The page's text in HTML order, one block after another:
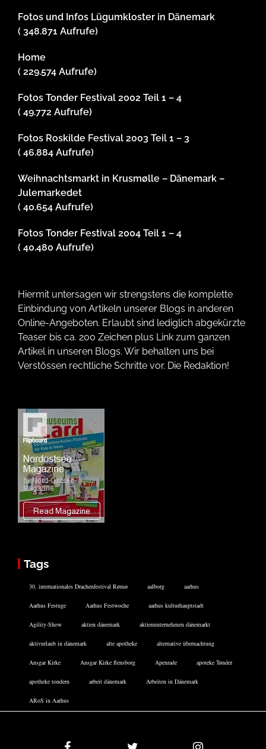
Fotos und Infos Lügumkloster in Dänemark
( 348.871 Aufrufe)
Home
( 229.574 Aufrufe)
Fotos Tonder Festival 2002 Teil 1 – 4
( 49.772 Aufrufe)
Fotos Roskilde Festival 2003 Teil 1 – 3
( 46.884 Aufrufe)
Weihnachtsmarkt in Krusmølle – Dänemark –
Julemarkedet
( 40.654 Aufrufe)
Fotos Tonder Festival 2004 Teil 1 – 4
( 40.480 Aufrufe)
Hiermit untersagen wir strengstens die komplette
Einbindung von Artikeln unserer Blogs in anderen
Online-Angeboten. Erlaubt sind lediglich abgekürzte
Teaser bis ca. 200 Zeichen plus Link zum ganzen
Artikel in unseren Blogs. Wir behalten uns bei
Verstössen rechtliche Schritte vor. Die Redaktion!
Tags
30. internationales Drachenfestival Rømø aalborg aarhus
Aarhus Festuge Aarhus Festwoche aarhus kulturhauptstadt
Agility-Show aktien dänemark aktienunternehmen dänemarkt
aktivurlaub in dänemark alte apotheke alternative übernachtung
Ansgar Kirke Ansgar Kirke flensborg Apenrade apoteke Tønder
apotheke tondern arbeit dänemark Arbeiten in Dänemark
ARoS in Aarhus